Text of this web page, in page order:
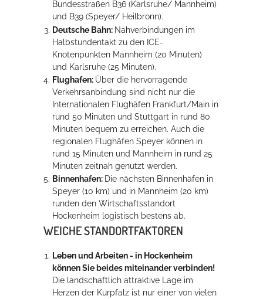
Erleben in Hockenheim
Spaß unter prickelnden Wasserfällen, das rauschende Meer im
Wellenbecken oder doch lieber die pure Entspannung auf der
Sprudelliege im Solebecken?
Bundesstraßen B36 (Karlsruhe/ Mannheim)
und B39 (Speyer/ Heilbronn).
Deutsche Bahn: Nahverbindungen im
Halbstundentakt zu den ICE-
Knotenpunkten Mannheim (20 Minuten)
und Karlsruhe (25 Minuten).
Flughafen: Über die hervorragende
Verkehrsanbindung sind nicht nur die
Internationalen Flughäfen Frankfurt/Main in
rund 50 Minuten und Stuttgart in rund 80
Minuten bequem zu erreichen. Auch die
regionalen Flughäfen Speyer können in
rund 15 Minuten und Mannheim in rund 25
Minuten zeitnah genutzt werden.
Binnenhafen: Die nächsten Binnenhäfen in
Speyer (10 km) und in Mannheim (20 km)
runden den Wirtschaftsstandort
Hockenheim logistisch bestens ab.
WEICHE STANDORTFAKTOREN
Leben und Arbeiten - in Hockenheim
können Sie beides miteinander verbinden!
Die landschaftlich attraktive Lage im
Herzen der Kurpfalz ist nur einer von vielen